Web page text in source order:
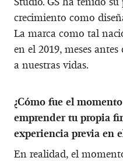
crecimiento como
La marca como tal
en el 2019, meses
a nuestras vidas.
¿Cómo fue el
emprender tu propia
experiencia previa en
En realidad, el